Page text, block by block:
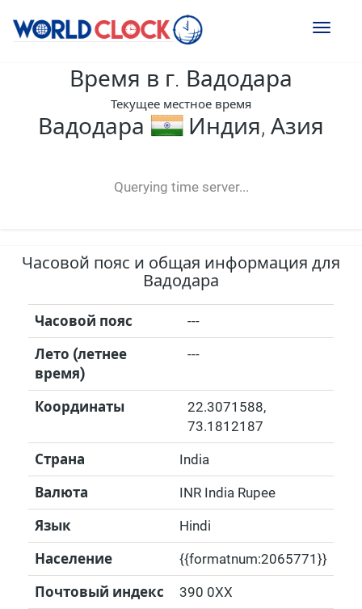
Toggle
Время в г. Вадодара
Текущее местное время
Вадодара Индия, Азия
Querying time server...
-- ---- ----
Часовой пояс и общая информация для
Вадодара
Часовой пояс ---
Лето (летнее
время)
---
Координаты 22.3071588,
73.1812187
Страна India
Валюта INR India Rupee
Язык Hindi
Население {{formatnum:2065771}}
Почтовый индекс 390 0XX